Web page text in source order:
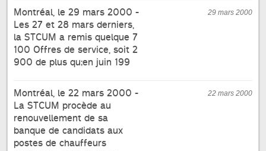
29 mars 2000
Montréal, le 29 mars 2000 -
Les 27 et 28 mars derniers,
la STCUM a remis quelque 7
100 Offres de service, soit 2
900 de plus qu;en juin 199
22 mars 2000
Montréal, le 22 mars 2000 -
La STCUM procède au
renouvellement de sa
banque de candidats aux
postes de chauffeurs